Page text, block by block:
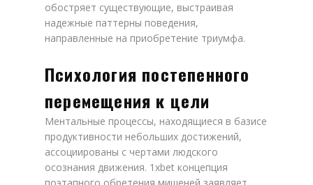
обостряет существующие, выстраивая
надежные паттерны поведения,
направленные на приобретение триумфа.
Психология постепенного
перемещения к цели
Ментальные процессы, находящиеся в базисе
продуктивности небольших достижений,
ассоциированы с чертами людского
осознания движения. 1xbet концепция